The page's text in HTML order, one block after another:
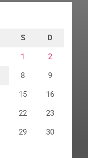
S D
1 2
8 9
15 16
22 23
29 30